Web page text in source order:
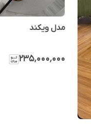
مدل ویکند
۲۳۵٬۰۰۰٬۰۰۰